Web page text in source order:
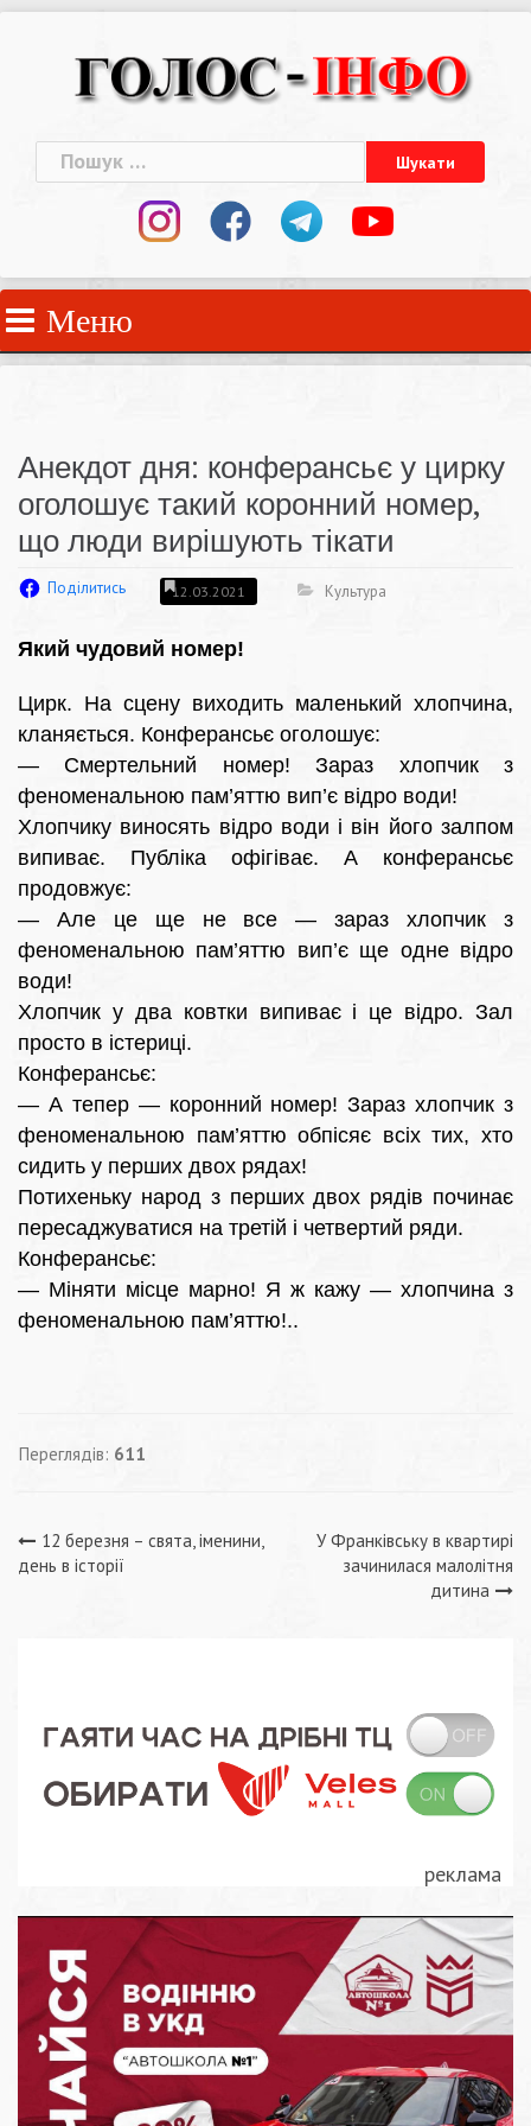
Пошук:
Меню
Анекдот дня: конферансьє у цирку
оголошує такий коронний номер,
що люди вирішують тікати
Поділитись 12.03.2021 Культура
Який чудовий номер!
Цирк. На сцену виходить маленький хлопчина,
кланяється. Конферансьє оголошує:
— Смертельний номер! Зараз хлопчик з
феноменальною пам’яттю вип’є відро води!
Хлопчику виносять відро води і він його залпом
випиває. Публіка офігіває. А конферансьє
продовжує:
— Але це ще не все — зараз хлопчик з
феноменальною пам’яттю вип’є ще одне відро
води!
Хлопчик у два ковтки випиває і це відро. Зал
просто в істериці.
Конферансьє:
— А тепер — коронний номер! Зараз хлопчик з
феноменальною пам’яттю обпісяє всіх тих, хто
сидить у перших двох рядах!
Потихеньку народ з перших двох рядів починає
пересаджуватися на третій і четвертий ряди.
Конферансьє:
— Міняти місце марно! Я ж кажу — хлопчина з
феноменальною пам’яттю!..
Переглядів: 611
Навігація
12 березня – свята, іменини,
день в історії
У Франківську в квартирі
зачинилася малолітня
дитина